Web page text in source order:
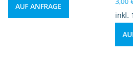
AUF ANFRAGE
inkl.